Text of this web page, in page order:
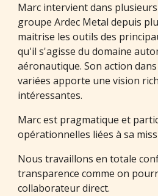
Marc intervient dans
groupe Ardec Metal depuis
maitrise les outils des
qu'il s'agisse du domaine
aéronautique. Son action
variées apporte une vision
intéressantes.
Marc est pragmatique et
opérationnelles liées à sa
Nous travaillons en totale
transparence comme on
collaborateur direct.